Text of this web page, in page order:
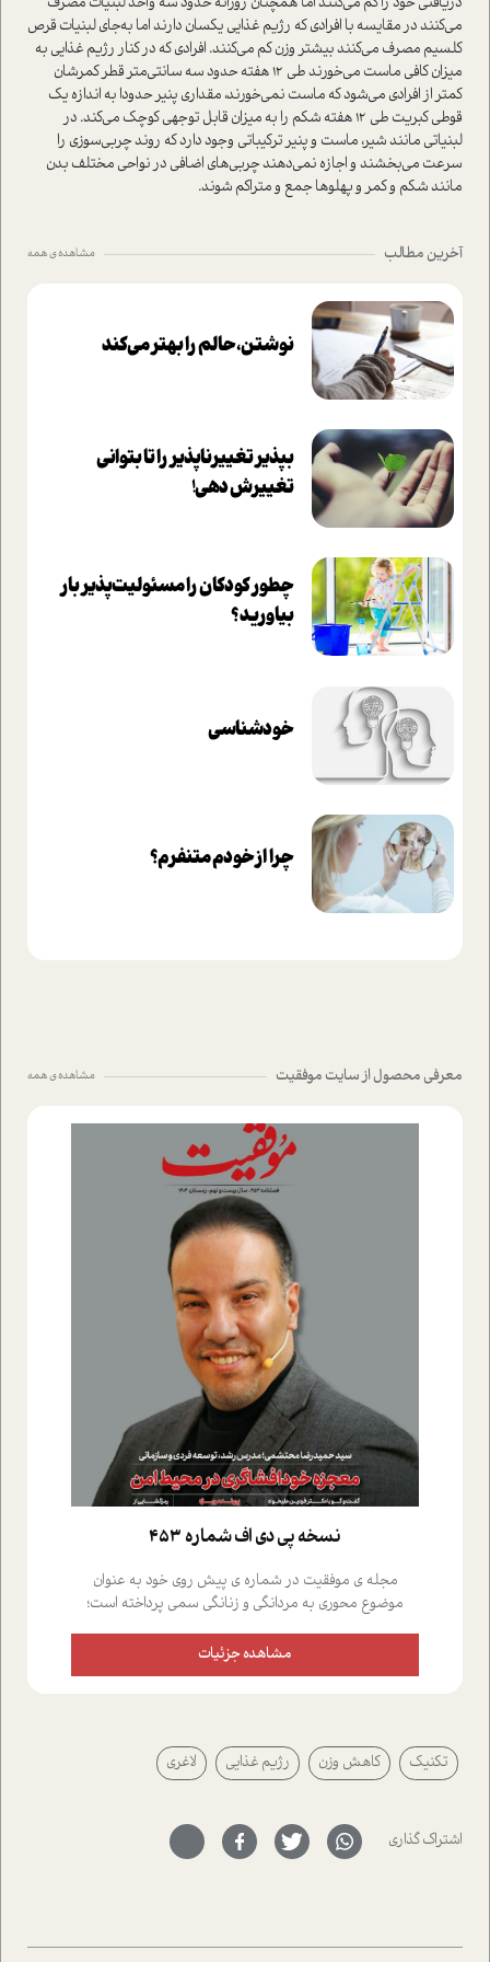
می‌کنند در مقایسه با افرادی که رژیم غذایی یکسان دارند اما به‌جای لبنیات قرص
کلسیم مصرف می‌کنند بیشتر وزن کم می‌کنند. افرادی که در کنار رژیم غذایی به
میزان کافی ماست می‌خورند طي 12 هفته حدود سه سانتی‌متر قطر کمرشان
کمتر از افرادی می‌شود که ماست نمی‌خورند، مقداری پنیر حدودا به اندازه یک
قوطی کبریت طي 12 هفته شکم را به میزان قابل توجهی کوچک می‌کند. در
لبنیاتی مانند شیر، ماست و پنیر ترکیباتی وجود دارد که روند چربی‌سوزی را
سرعت می‌بخشند و اجازه نمی‌دهند چربی‌های اضافی در نواحی مختلف بدن
مانند شکم و کمر و پهلوها جمع و متراکم شوند.
آخرین مطالب مشاهده ی همه
نوشتن، حالم را بهتر می‌کند
بپذير تغييرناپذير را تا بتواني
تغييرش دهي!‏
چطور کودکان را مسئولیت‌پذیر بار
بیاورید؟
خودشناسی
چرا از خودم متنفرم؟
معرفی محصول از سایت موفقیت مشاهده ی همه
نسخه پي دي اف شماره 453
مجله ی موفقیت در شماره ی پیش روی خود به عنوان
موضوع محوری به مردانگی و زنانگی سمی پرداخته است؛
علیخواه، جامعه شناس در بخش های مختلف تلاش کرده ایم
از دریچه های گوناگون به این موضوع مهم بپردازیم.فصل
پیرامون آن آشنا می کند.در بخش دو فنجان داغ به سراغ افرادی
رفته ایم که موفقیت را در عمل به اثبات رسانده اند؛ سید
حمیدرضا محتشمی که بیست و پنجمین سال فعالیت حرفه
سر نهاده است و نیز کرامت عزیز زاده؛ سفیر صلح و دوستی که
با رکاب زدن در بیش از هفتاد کشور و کاشتن درخت، به نماد
ای که به زندگی شگفت انگیز جین گودال و تاثیرات کاوش های
مشاهده جزئیات
تکنیک کاهش وزن رژیم غذایی لاغری
اشتراک گذاری